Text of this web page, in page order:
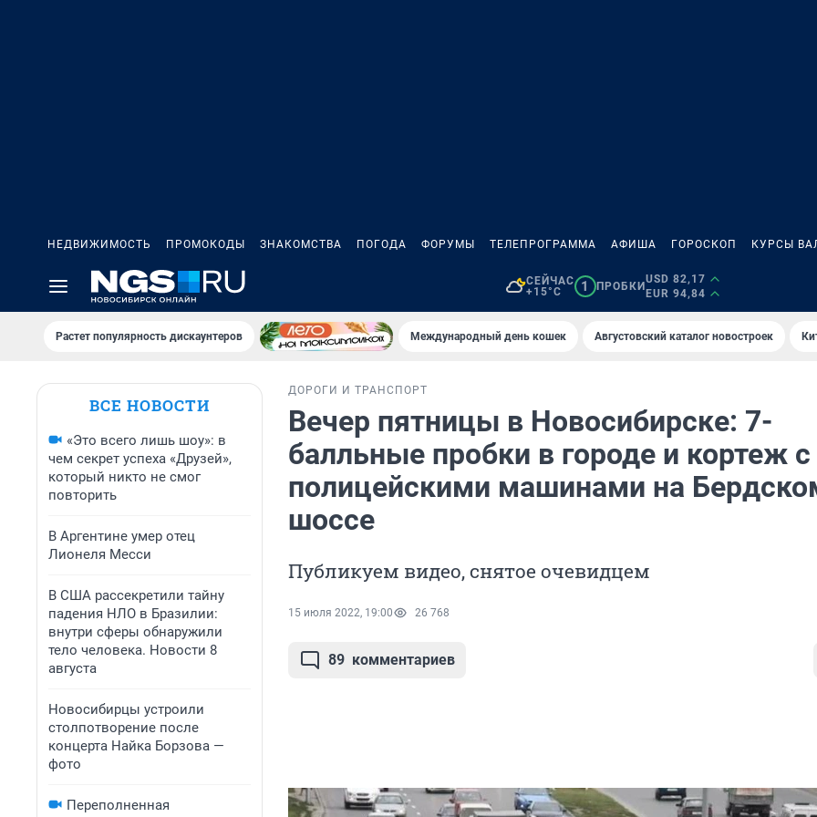
НЕДВИЖИМОСТЬ ПРОМОКОДЫ ЗНАКОМСТВА ПОГОДА ФОРУМЫ ТЕЛЕПРОГРАММА АФИША ГОРОСКОП КУРСЫ
СЕЙЧАС
+15°C
1 ПРОБКИ
USD 82,17
EUR 94,84
Растет популярность дискаунтеров Международный день кошек Августовский каталог новостроек
ВСЕ НОВОСТИ
«Это всего лишь шоу»: в
чем секрет успеха «Друзей»,
который никто не смог
повторить
В Аргентине умер отец
Лионеля Месси
В США рассекретили тайну
падения НЛО в Бразилии:
внутри сферы обнаружили
тело человека. Новости 8
августа
Новосибирцы устроили
столпотворение после
концерта Найка Борзова —
фото
Переполненная
ДОРОГИ И ТРАНСПОРТ
Вечер пятницы в Новосибирске: 7-
балльные пробки в городе и кортеж с
полицейскими машинами на
шоссе
Публикуем видео, снятое очевидцем
15 июля 2022, 19:00 26 768
89 комментариев